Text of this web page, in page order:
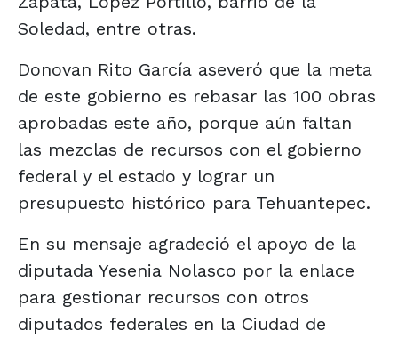
Soledad, entre otras.
Donovan Rito García aseveró que la meta
de este gobierno es rebasar las 100 obras
aprobadas este año, porque aún faltan
las mezclas de recursos con el gobierno
federal y el estado y lograr un
presupuesto histórico para Tehuantepec.
En su mensaje agradeció el apoyo de la
diputada Yesenia Nolasco por la enlace
para gestionar recursos con otros
diputados federales en la Ciudad de